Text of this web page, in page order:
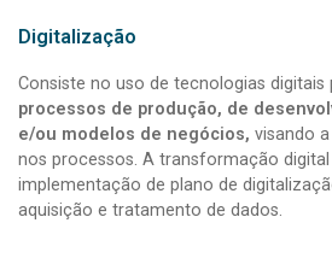
Digitalização
Consiste no uso de tecnologias
processos de produção, de
e/ou modelos de negócios, visando
nos processos. A transformação
implementação de plano de
aquisição e tratamento de dados.